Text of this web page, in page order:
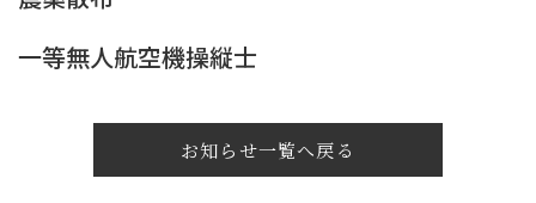
一等無人航空機操縦士
お知らせ一覧へ戻る